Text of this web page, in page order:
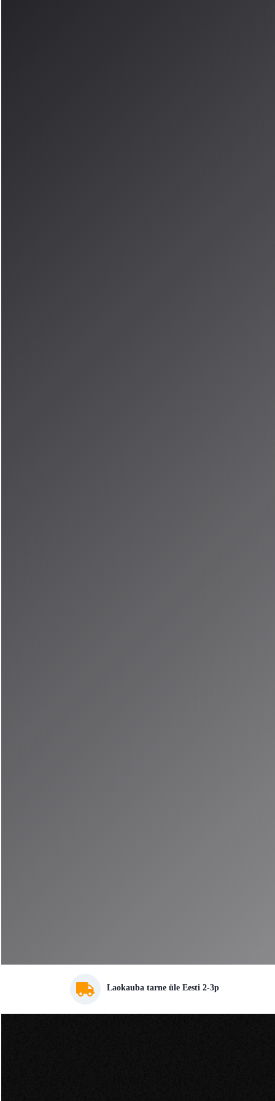
Laokauba tarne üle Eesti 2-3p